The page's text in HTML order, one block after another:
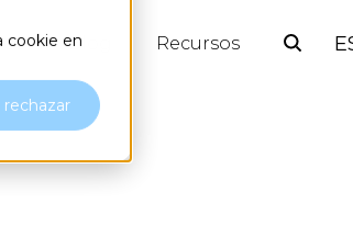
cookie en
rechazar
Blog Recursos